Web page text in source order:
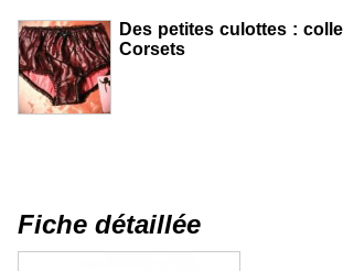
Des petites culottes :
Corsets
Fiche détaillée